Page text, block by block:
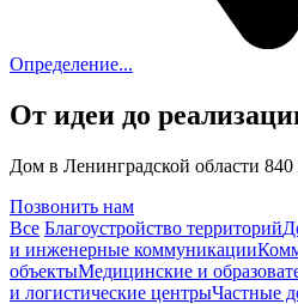
Определение...
От идеи до
Дом в Ленинградской области 840
Позвонить нам
Все Благоустройство территорий
и инженерные коммуникации
объектыМедицинские и
и логистические центрыЧастные